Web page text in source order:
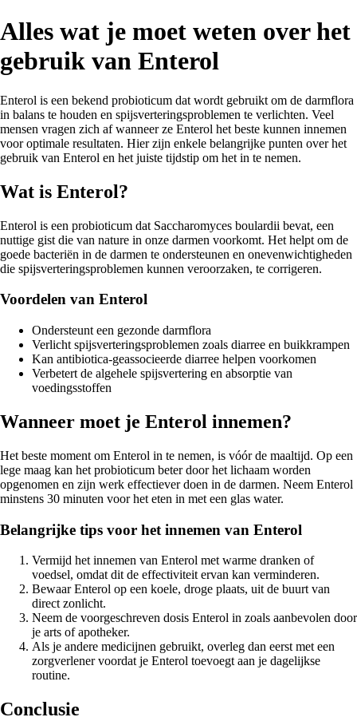
Alles wat je moet weten over het
gebruik van Enterol
Enterol is een bekend probioticum dat wordt gebruikt om de darmflora
in balans te houden en spijsverteringsproblemen te verlichten. Veel
mensen vragen zich af wanneer ze Enterol het beste kunnen innemen
voor optimale resultaten. Hier zijn enkele belangrijke punten over het
gebruik van Enterol en het juiste tijdstip om het in te nemen.
Wat is Enterol?
Enterol is een probioticum dat Saccharomyces boulardii bevat, een
nuttige gist die van nature in onze darmen voorkomt. Het helpt om de
goede bacteriën in de darmen te ondersteunen en onevenwichtigheden
die spijsverteringsproblemen kunnen veroorzaken, te corrigeren.
Voordelen van Enterol
Ondersteunt een gezonde darmflora
Verlicht spijsverteringsproblemen zoals diarree en buikkrampen
Kan antibiotica-geassocieerde diarree helpen voorkomen
Verbetert de algehele spijsvertering en absorptie van
voedingsstoffen
Wanneer moet je Enterol innemen?
Het beste moment om Enterol in te nemen, is vóór de maaltijd. Op een
lege maag kan het probioticum beter door het lichaam worden
opgenomen en zijn werk effectiever doen in de darmen. Neem Enterol
minstens 30 minuten voor het eten in met een glas water.
Belangrijke tips voor het innemen van Enterol
Vermijd het innemen van Enterol met warme dranken of
voedsel, omdat dit de effectiviteit ervan kan verminderen.
Bewaar Enterol op een koele, droge plaats, uit de buurt van
direct zonlicht.
Neem de voorgeschreven dosis Enterol in zoals aanbevolen door
je arts of apotheker.
Als je andere medicijnen gebruikt, overleg dan eerst met een
zorgverlener voordat je Enterol toevoegt aan je dagelijkse
routine.
Conclusie